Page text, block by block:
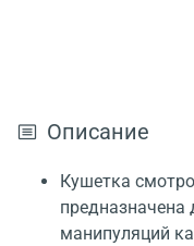
Описание
Кушетка
предназначена
манипуляций